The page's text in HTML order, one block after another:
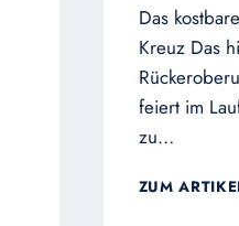
Das
Kreuz Das
feiert im
zu…
ZUM